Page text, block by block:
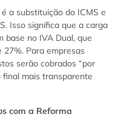
a substituição do ICMS e
Isso significa que a carga
base no IVA Dual, que
Para empresas
serão cobrados “por
mais transparente
com a Reforma